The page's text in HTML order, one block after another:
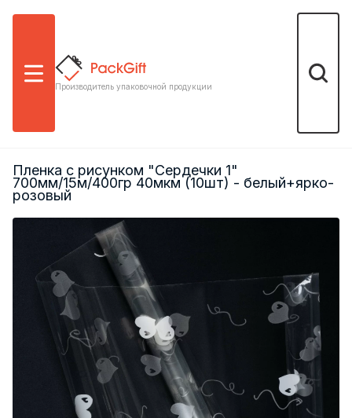
Меню
Производитель упаковочной продукции
Поиск
Пленка с рисунком "Сердечки 1"
700мм/15м/400гр 40мкм (10шт) - белый+ярко-
розовый